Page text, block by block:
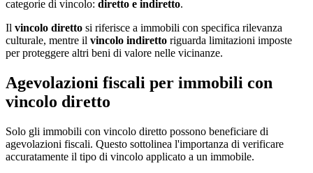
categorie di vincolo: diretto e indiretto.
Il vincolo diretto si riferisce a immobili con specifica rilevanza
culturale, mentre il vincolo indiretto riguarda limitazioni imposte
per proteggere altri beni di valore nelle vicinanze.
Agevolazioni fiscali per immobili con
vincolo diretto
Solo gli immobili con vincolo diretto possono beneficiare di
agevolazioni fiscali. Questo sottolinea l'importanza di verificare
accuratamente il tipo di vincolo applicato a un immobile.